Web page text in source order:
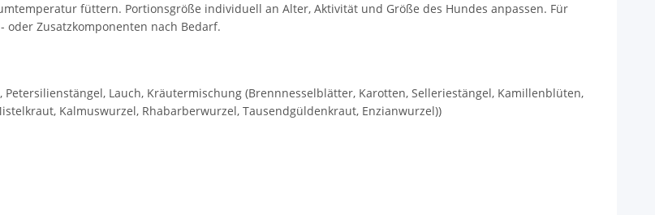
füttern. Portionsgröße individuell an Alter, Aktivität und Größe des Hundes anpassen. Für
oder Zusatzkomponenten nach Bedarf.
Petersilienstängel, Lauch, Kräutermischung (Brennnesselblätter, Karotten, Selleriestängel, Kamillenblüten,
Kalmuswurzel, Rhabarberwurzel, Tausendgüldenkraut, Enzianwurzel))